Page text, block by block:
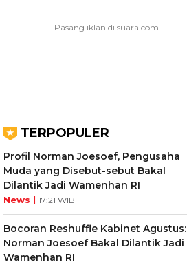
TERPOPULER
Profil Norman Joesoef, Pengusaha
Muda yang Disebut-sebut Bakal
Dilantik Jadi Wamenhan RI
News | 17:21 WIB
Bocoran Reshuffle Kabinet Agustus:
Norman Joesoef Bakal Dilantik Jadi
Wamenhan RI